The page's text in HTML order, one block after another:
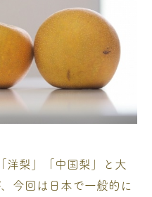
洋梨」「中国梨」と大
今回は日本で一般的に